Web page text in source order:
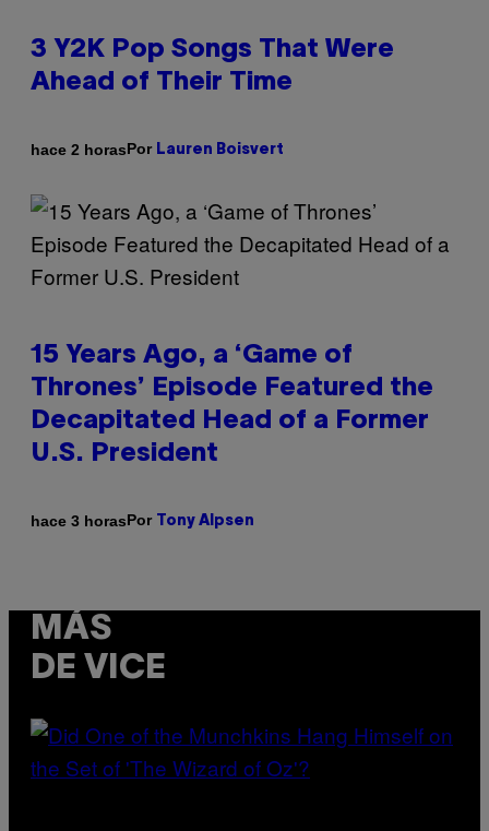
3 Y2K Pop Songs That Were
Ahead of Their Time
hace 2 horasPor Lauren Boisvert
15 Years Ago, a ‘Game of
Thrones’ Episode Featured the
Decapitated Head of a Former
U.S. President
hace 3 horasPor Tony Alpsen
MÁS
DE VICE